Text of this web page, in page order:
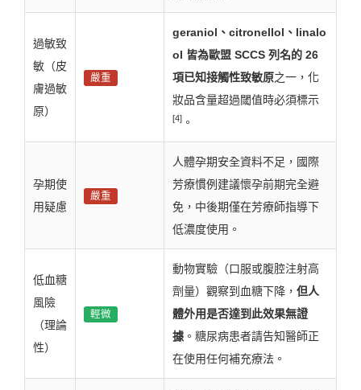
過敏致
敏（皮
膚過敏
原）
嚴重
geraniol、citronellol、linalo
ol 皆為歐盟 SCCS 列名的 26
項已知接觸性致敏原之一，化
妝品含量超過閾值時必須標示
[4] 。
孕期使
用疑慮
嚴重
人體孕期安全資料不足，國際
芳療慣例建議懷孕前期完全避
免，中後期僅在芳療師指導下
低濃度使用。
低血糖
風險
（理論
性）
輕微
動物實驗（口服或腹腔注射高
劑量）觀察到血糖下降， 但人
體外用是否達到此效果無證
據 。糖尿病患者請告知醫師正
在使用任何補充療法。